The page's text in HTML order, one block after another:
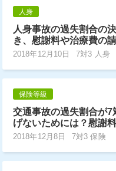
人身
人身事故の過失割合の
き、慰謝料や治療費の
2018年12月10日 7対3 人身
保険等級
交通事故の過失割合が
げないためには？慰謝
2018年12月8日 7対3 保険